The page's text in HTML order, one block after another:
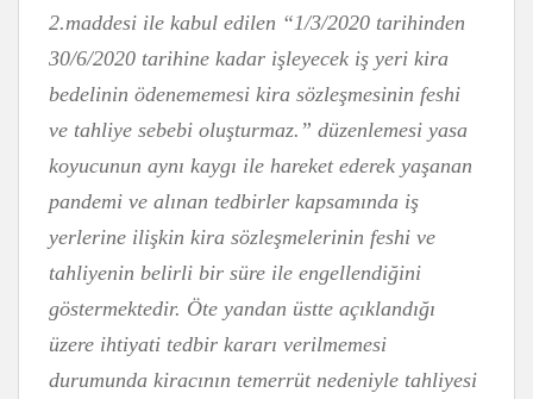
2.maddesi ile kabul edilen “1/3/2020 tarihinden
30/6/2020 tarihine kadar işleyecek iş yeri kira
bedelinin ödenememesi kira sözleşmesinin feshi
ve tahliye sebebi oluşturmaz.” düzenlemesi yasa
koyucunun aynı kaygı ile hareket ederek yaşanan
pandemi ve alınan tedbirler kapsamında iş
yerlerine ilişkin kira sözleşmelerinin feshi ve
tahliyenin belirli bir süre ile engellendiğini
göstermektedir. Öte yandan üstte açıklandığı
üzere ihtiyati tedbir kararı verilmemesi
durumunda kiracının temerrüt nedeniyle tahliyesi